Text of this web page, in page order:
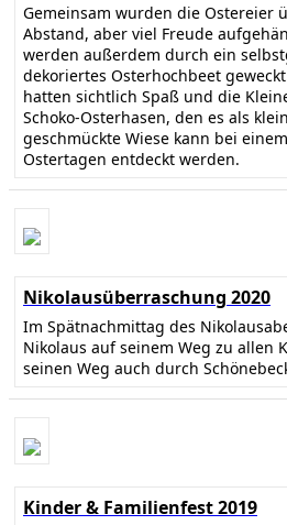
Gemeinsam wurden die Ostereier
Abstand, aber viel Freude
werden außerdem durch ein
dekoriertes Osterhochbeet
hatten sichtlich Spaß und die
Schoko-Osterhasen, den es als
geschmückte Wiese kann bei
Ostertagen entdeckt werden.
Nikolausüberraschung 2020
Im Spätnachmittag des
Nikolaus auf seinem Weg zu allen
seinen Weg auch durch
Kinder & Familienfest 2019